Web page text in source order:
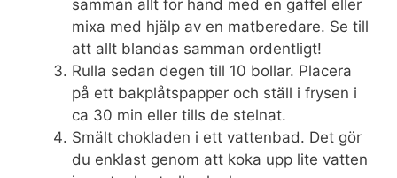
samman allt för hand med en gaffel eller
mixa med hjälp av en matberedare. Se till
att allt blandas samman ordentligt!
Rulla sedan degen till 10 bollar. Placera
på ett bakplåtspapper och ställ i frysen i
ca 30 min eller tills de stelnat.
Smält chokladen i ett vattenbad. Det gör
du enklast genom att koka upp lite vatten